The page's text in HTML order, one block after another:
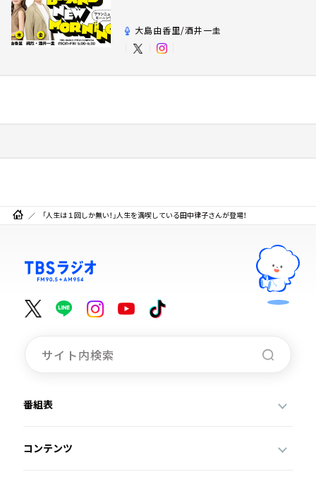
大島由香里/酒井一圭
「人生は１回しか無い！」人生を満喫している田中律子さんが登場！
番組表
コンテンツ